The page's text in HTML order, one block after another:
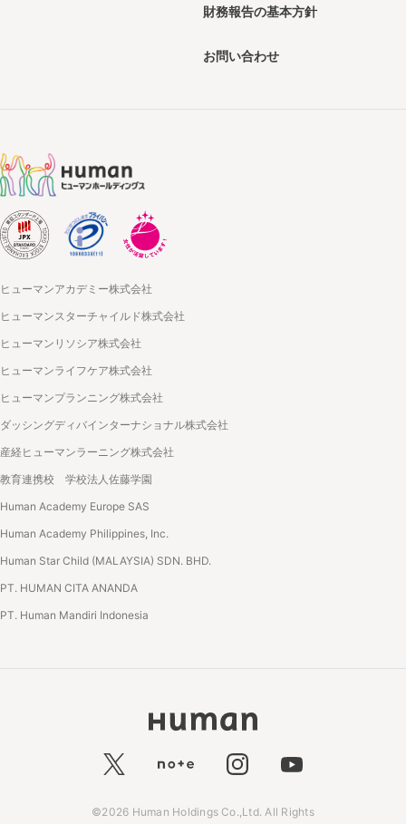
財務報告の基本方針
お問い合わせ
ヒューマンアカデミー株式会社
ヒューマンスターチャイルド株式会社
ヒューマンリソシア株式会社
ヒューマンライフケア株式会社
ヒューマンプランニング株式会社
ダッシングディバインターナショナル株式会社
産経ヒューマンラーニング株式会社
教育連携校 学校法人佐藤学園
Human Academy Europe SAS
Human Academy Philippines, Inc.
Human Star Child (MALAYSIA) SDN. BHD.
PT. HUMAN CITA ANANDA
PT. Human Mandiri Indonesia
©2026 Human Holdings Co.,Ltd. All Rights